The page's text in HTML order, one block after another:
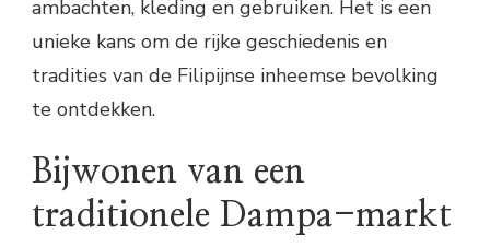
ambachten, kleding en gebruiken. Het is een
unieke kans om de rijke geschiedenis en
tradities van de Filipijnse inheemse bevolking
te ontdekken.
Bijwonen van een
traditionele Dampa-markt